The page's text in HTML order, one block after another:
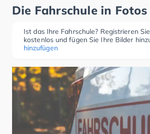
Die Fahrschule in Fotos
Ist das Ihre Fahrschule? Registrieren
kostenlos und fügen Sie Ihre Bilder
hinzufügen